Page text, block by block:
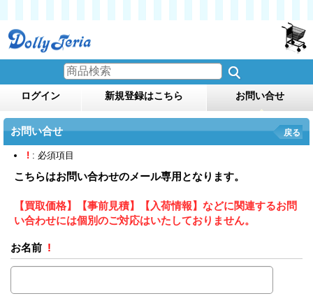
ログイン 新規登録はこちら お問い合せ
お問い合せ 戻る
! : 必須項目
こちらはお問い合わせのメール専用となります。
【買取価格】【事前見積】【入荷情報】などに関連するお問
い合わせには個別のご対応はいたしておりません。
お名前 !